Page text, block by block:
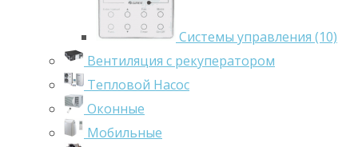
Системы управления (10)
Вентиляция с рекуператором
Тепловой Насос
Оконные
Мобильные